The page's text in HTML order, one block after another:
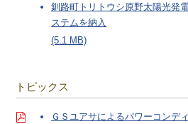
釧路町トリトウシ原野太陽光発
ステムを納入
(5.1 MB)
トピックス
ＧＳユアサによるパワーコンデ